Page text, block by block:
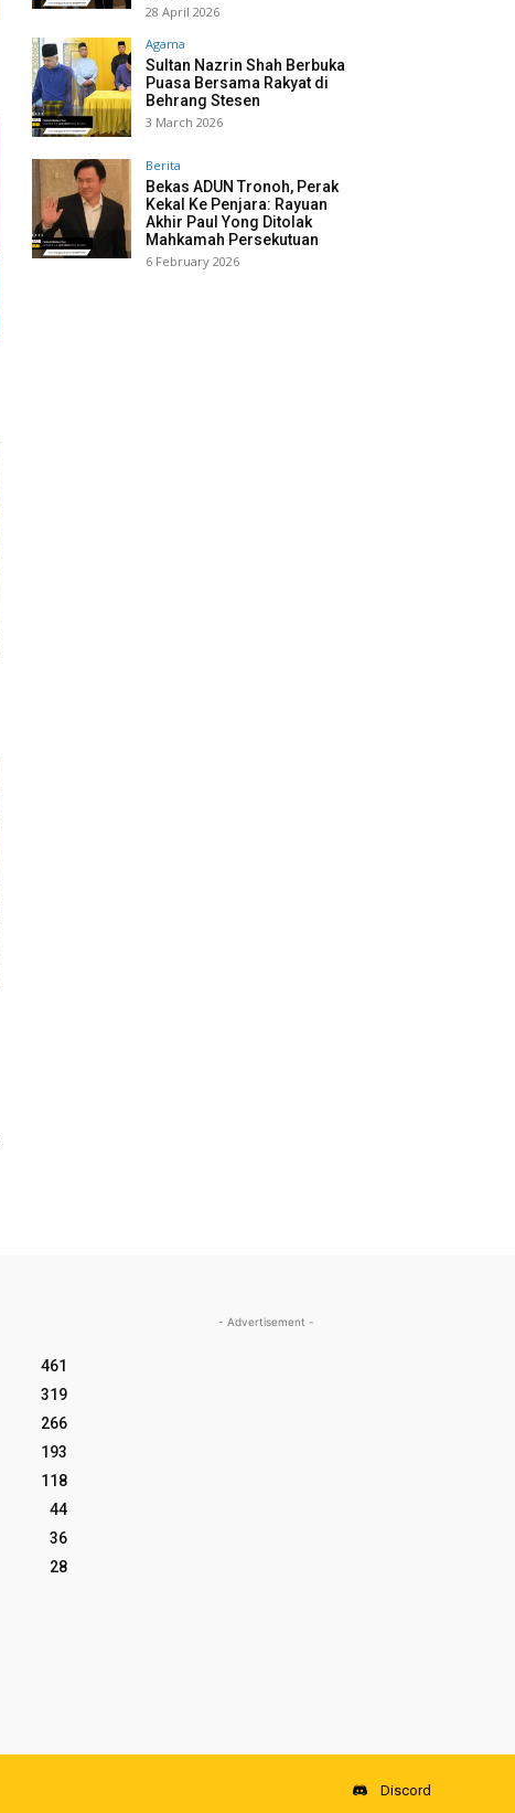
28 April 2026
Agama
Sultan Nazrin Shah Berbuka
Puasa Bersama Rakyat di
Behrang Stesen
3 March 2026
Berita
Bekas ADUN Tronoh, Perak
Kekal Ke Penjara: Rayuan
Akhir Paul Yong Ditolak
Mahkamah Persekutuan
6 February 2026
461
319
266
193
118
44
36
28
- Advertisement -
Discord